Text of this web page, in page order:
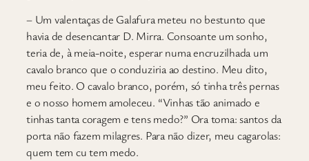
– Um valentaças de Galafura meteu no bestunto que
havia de desencantar D. Mirra. Consoante um sonho,
teria de, à meia-noite, esperar numa encruzilhada um
cavalo branco que o conduziria ao destino. Meu dito,
meu feito. O cavalo branco, porém, só tinha três pernas
e o nosso homem amoleceu. “Vinhas tão animado e
tinhas tanta coragem e tens medo?” Ora toma: santos da
porta não fazem milagres. Para não dizer, meu cagarolas:
quem tem cu tem medo.